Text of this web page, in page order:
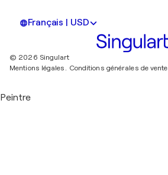
Français | USD
© 2026 Singulart
Mentions légales. Conditions générales de vente
Peintre